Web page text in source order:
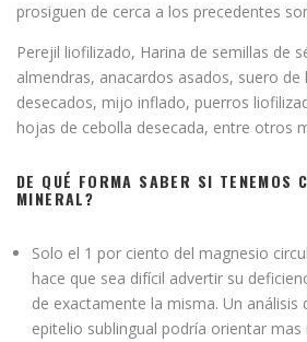
prosiguen de cerca a los precedentes
Perejil liofilizado, Harina de semillas de
almendras, anacardos asados, suero de
desecados, mijo inflado, puerros
hojas de cebolla desecada, entre otros
DE QUÉ FORMA SABER SI TENEMOS
MINERAL?
Solo el 1 por ciento del magnesio
hace que sea difícil advertir su
de exactamente la misma. Un análisis
epitelio sublingual podría orientar mas